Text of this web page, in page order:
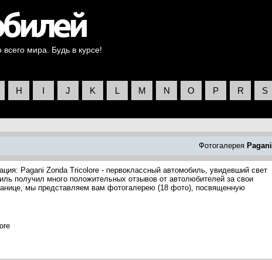
мира. Будь в курсе!
H I J K L M N O P R S
Фотогалерея Pagani
Pagani Zonda Tricolore - первоклассный автомобиль, увидевший свет
получил много положительных отзывов от автолюбителей за свои
мы представляем вам фотогалерею (18 фото), посвященную